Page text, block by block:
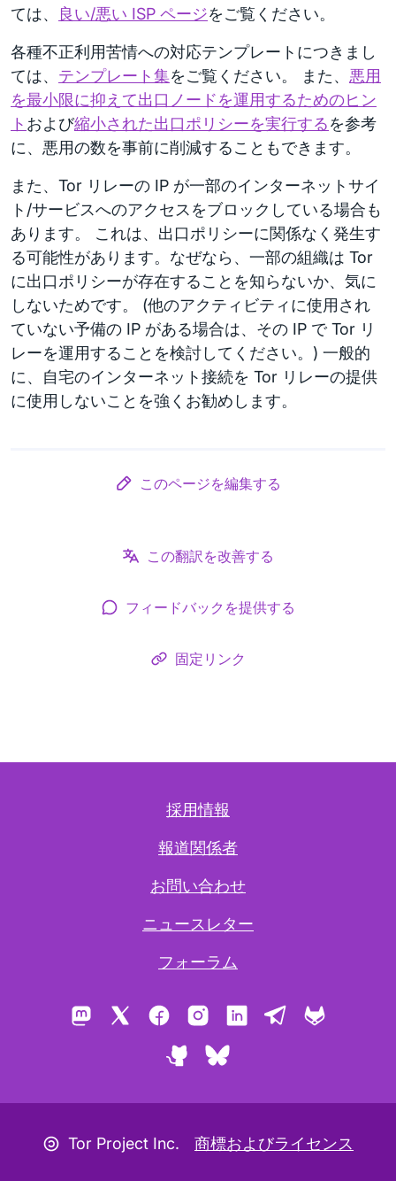
ては、
良い/悪い ISP ページをご覧ください。
各種不正利用苦情への対応テンプレートにつきまし
ては、 テンプレート集をご覧ください。 また、 悪用
を最小限に抑えて出口ノードを運用するためのヒン
ト および縮小された出口ポリシーを実行するを参考
に、悪用の数を事前に削減することもできます。
また、Tor リレーの IP が一部のインターネットサイ
ト/サービスへのアクセスをブロックしている場合も
あります。 これは、出口ポリシーに関係なく発生す
る可能性があります。なぜなら、一部の組織は Tor
に出口ポリシーが存在することを知らないか、気に
しないためです。 (他のアクティビティに使用され
ていない予備の IP がある場合は、その IP で Tor リ
レーを運用することを検討してください。) 一般的
に、自宅のインターネット接続を Tor リレーの提供
に使用しないことを強くお勧めします。
このページを編集する
この翻訳を改善する
フィードバックを提供する
固定リンク
採用情報
報道関係者
お問い合わせ
ニュースレター
フォーラム
Mastodon FacebookInstagramLinkedInTelegram
GitHubBluesky
コピーレフトアイコン
Tor Project Inc. 商標およびライセンス